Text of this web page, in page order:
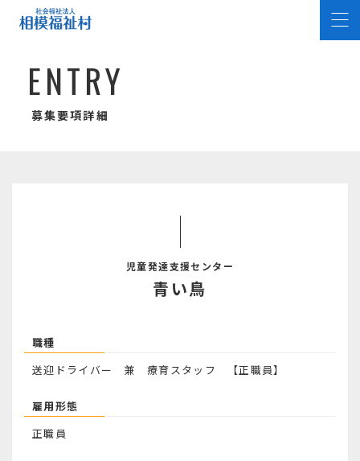
ENTRY
募集要項詳細
児童発達支援センター
青い鳥
職種
送迎ドライバー 兼 療育スタッフ 【正職員】
雇用形態
正職員